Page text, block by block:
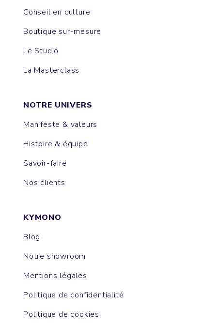
Conseil en culture
Boutique sur-mesure
Le Studio
La Masterclass
NOTRE UNIVERS
Manifeste & valeurs
Histoire & équipe
Savoir-faire
Nos clients
KYMONO
Blog
Notre showroom
Mentions légales
Politique de confidentialité
Politique de cookies